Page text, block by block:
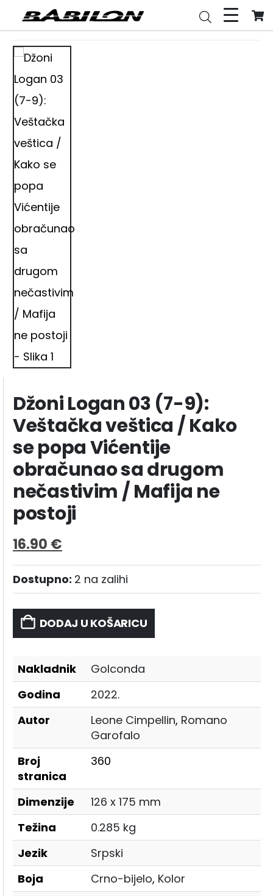
Džoni Logan 03 (7-9):
Veštačka veštica / Kako
se popa Vićentije
obračunao sa drugom
nečastivim / Mafija ne
postoji
16.90 €
Dostupno: 2 na zalihi
DODAJ U KOŠARICU
Nakladnik
Golconda
Godina
2022.
Autor
Leone Cimpellin, Romano
Garofalo
Broj
stranica
360
Dimenzije
126 x 175 mm
Težina
0.285 kg
Jezik
Srpski
Boja
Crno-bijelo, Kolor